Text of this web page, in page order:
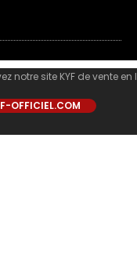
notre site KYF de vente en
OFFICIEL.COM